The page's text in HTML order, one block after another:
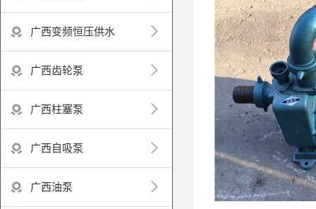
广西变频恒压供水
广西齿轮泵
广西柱塞泵
广西自吸泵
广西油泵